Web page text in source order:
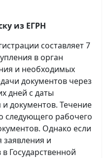
из ЕГРН
составляет 7
в орган
и необходимых
документов через
дней с даты
и документов. Течение
следующего рабочего
Однако если
заявления и
Государственной